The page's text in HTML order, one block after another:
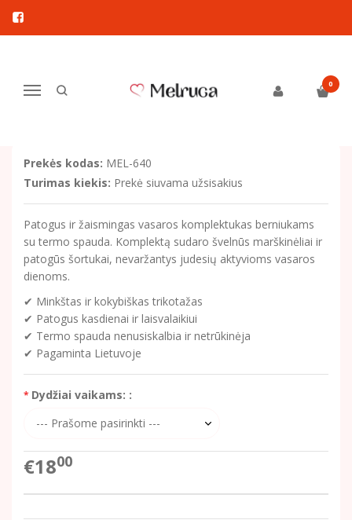
Navigacija
0
Pagrindinis
Vasariški drabužiai berniukams
VASARINIS KOMPLEKTUKAS
Prekės kodas: MEL-640
Turimas kiekis: Prekė siuvama užsisakius
Patogus ir žaismingas vasaros komplektukas berniukams
su termo spauda. Komplektą sudaro švelnūs marškinėliai ir
patogūs šortukai, nevaržantys judesių aktyvioms vasaros
dienoms.
✔ Minkštas ir kokybiškas trikotažas
✔ Patogus kasdienai ir laisvalaikiui
✔ Termo spauda nenusiskalbia ir netrūkinėja
✔ Pagaminta Lietuvoje
Dydžiai vaikams: :
€1800